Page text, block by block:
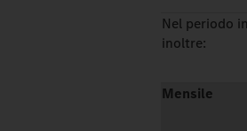
Nel periodo
inoltre:
Mensile